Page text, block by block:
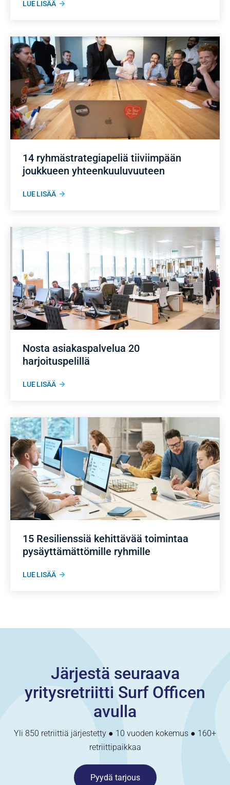
LUE LISÄÄ
14 ryhmästrategiapeliä tiiviimpään
joukkueen yhteenkuuluvuuteen
LUE LISÄÄ
Nosta asiakaspalvelua 20
harjoituspelillä
LUE LISÄÄ
15 Resilienssiä kehittävää toimintaa
pysäyttämättömille ryhmille
LUE LISÄÄ
Järjestä seuraava
yritysretriitti Surf Officen
avulla
Yli 850 retriittiä järjestetty ● 10 vuoden kokemus ● 160+
retriittipaikkaa
Pyydä tarjous